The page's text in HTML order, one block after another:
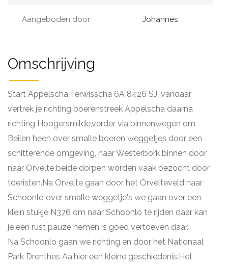
Aangeboden door Johannes
Omschrijving
Start Appelscha Terwisscha 6A 8426 SJ. vandaar
vertrek je richting boerenstreek Appelscha daarna
richting Hoogersmilde,verder via binnenwegen om
Beilen heen over smalle boeren weggetjes door een
schitterende omgeving, naar Westerbork binnen door
naar Orvelte beide dorpen worden vaak bezocht door
toeristen.Na Orvelte gaan door het Orvelteveld naar
Schoonlo over smalle weggetje's we gaan over een
klein stukje N376 om naar Schoonlo te rijden daar kan
je een rust pauze nemen is goed vertoeven daar.
Na Schoonlo gaan we richting en door het Nationaal
Park Drenthes Aa,hier een kleine geschiedenis.Het